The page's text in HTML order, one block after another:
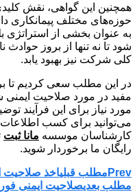
همچنین این گواهی، نقش
حوزه‌های مختلف پیمانکاری
به عنوان بخشی از
شود تا نه تنها از بروز
کلی شرکت نیز بهبود یابد.
در این مطلب سعی کردیم تا
مفید در مورد صلاحیت
مورد نیاز برای این فرآیند
می‌توانید برای کسب اطلاعات
کارشناسان موسسه مانا ثبت
رایگان ما برخوردار شوید.
Prev مطلب قبلیاخذ صلاحیت
مطلب بعدیصلاحیت ایمنی